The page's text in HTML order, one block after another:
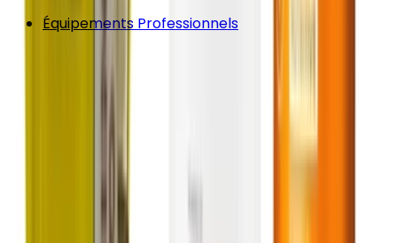
Équipements Professionnels